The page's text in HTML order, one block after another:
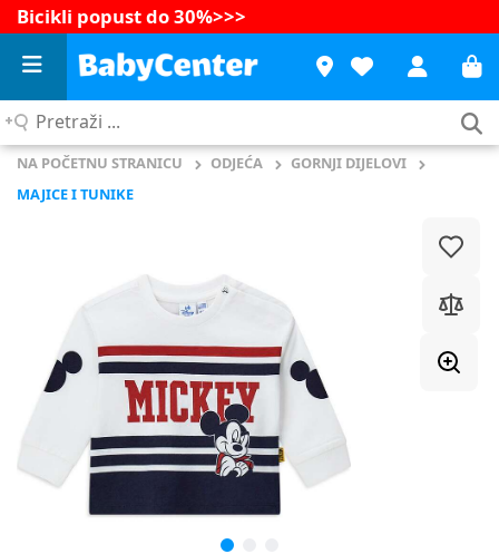
Bicikli popust do 30%>>>
Pretraži
NA POČETNU STRANICU ODJEĆA
GORNJI DIJELOVI
MAJICE I TUNIKE